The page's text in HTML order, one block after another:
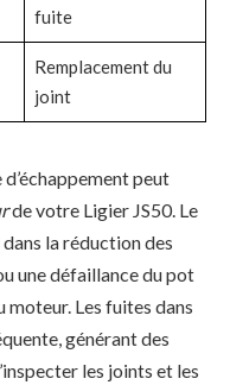
fuite
Remplacement du
joint
peut
de votre Ligier JS50. Le
la réduction des
une défaillance du pot
Les fuites dans
générant des
les joints et les